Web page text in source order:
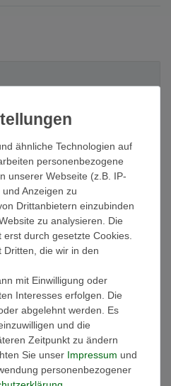
modernen Farben
flauschig saugstark. Da sie auch
sie nur als erstklassig
Bad. Die Frottierwäsche besticht
Handtücher sind waschbar bis
bis 95 °C).
das Handtuch ebenso aus
nicht zusammenzieht -
ähnliche Technologien auf
personenbezogene
unserer Webseite (z.B. IP-
Anzeigen zu
Drittanbietern einzubinden
zu analysieren. Die
durch gesetzte Cookies.
Dritten, die wir in den
mit Einwilligung oder
Interesses erfolgen. Die
abgelehnt werden. Es
und die
Zeitpunkt zu ändern
Sie unser Impressum und
personenbezogener